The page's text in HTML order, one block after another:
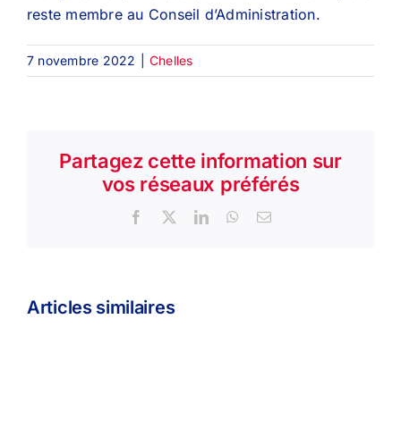
reste membre au Conseil d’Administration.
7 novembre 2022 Chelles
Partagez cette information sur
vos réseaux préférés
Facebook
X LinkedInWhatsApp
Email
Articles similaires